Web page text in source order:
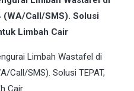
Call/SMS). Solusi
Limbah Cair